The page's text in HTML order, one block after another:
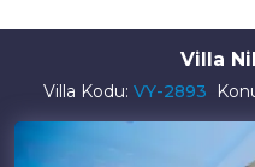
Villa
Villa Kodu: VY-2893